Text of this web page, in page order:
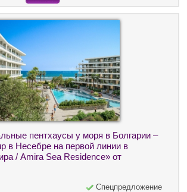
пентхаусы у моря в Болгарии –
в Несебре на первой линии в
/ Amira Sea Residence» от
Спецпредложение